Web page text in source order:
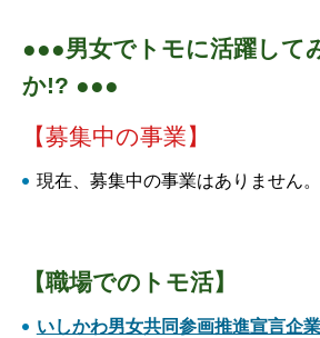
●●●男女でトモに活躍して
か!? ●●●
【募集中の事業】
現在、募集中の事業はありません。
【職場でのトモ活】
いしかわ男女共同参画推進宣言企